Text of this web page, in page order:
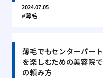
2024.07.05
薄毛
薄毛でもセンターパート
を楽しむための美容院で
の頼み方